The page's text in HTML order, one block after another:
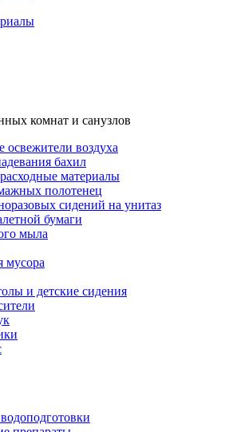
комнат и санузлов
освежители воздуха
бахил
материалы
полотенец
сидений на унитаз
бумаги
мыла
мусора
и детские сидения